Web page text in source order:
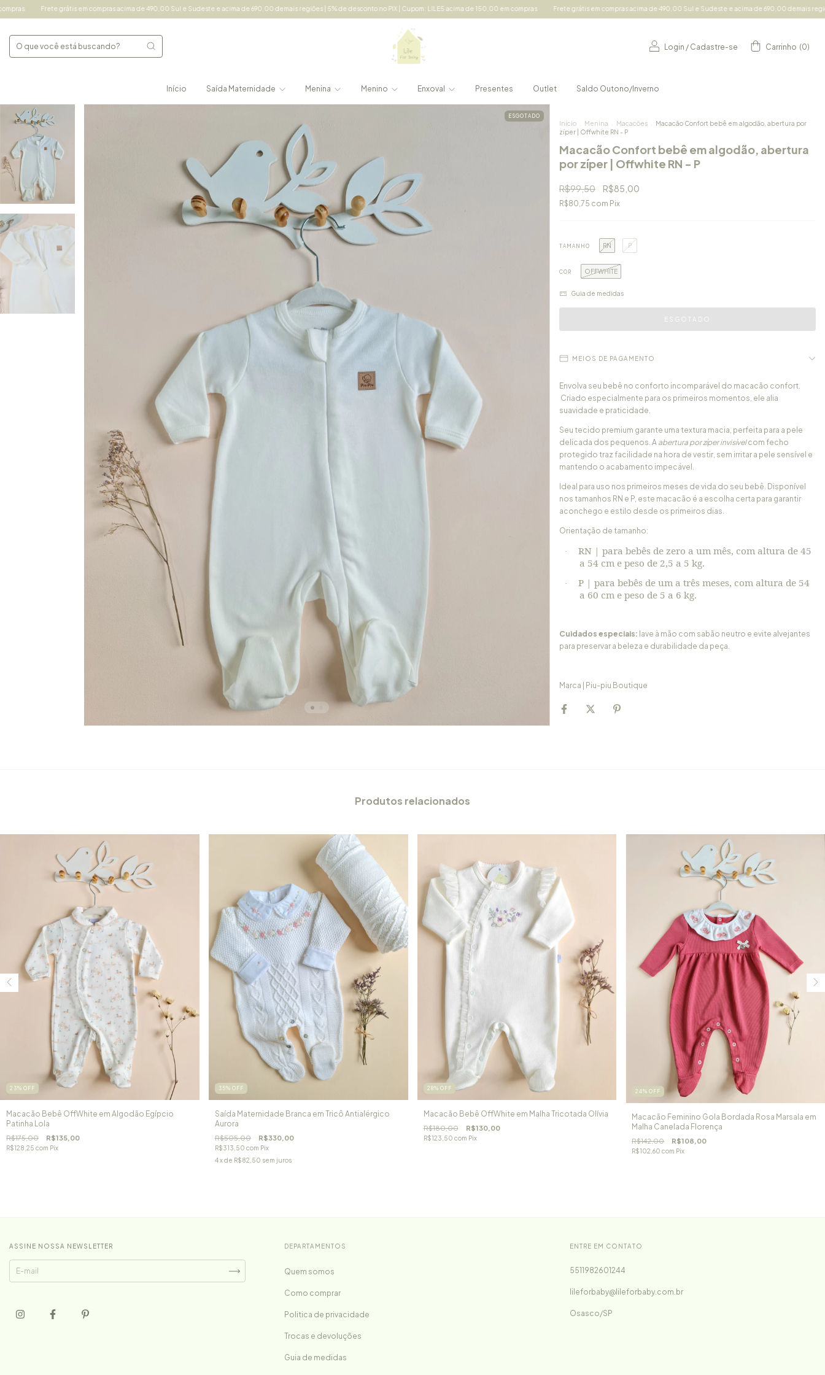
grátis em compras acima de 490,00 Sul e Sudeste e acima de 690,00 demais regiões | 5% de desconto no PIX | Cupom: LILE5 acima de 150,00 em compras Frete grátis em compras acima de 490,00 Sul e Sudeste e acima de 690,00 demais regiões | 5% de
Login / Cadastre-se Carrinho (0)
Início Saída Maternidade Menina Menino Enxoval Presentes Outlet Saldo Outono/Inverno
ESGOTADO
Início Menina Macacões
Macacão Confort bebê em algodão, abertura por
zíper | Offwhite RN - P
Macacão Confort bebê em algodão, abertura
por zíper | Offwhite RN - P
R$99,50 R$85,00
R$80,75 com Pix
TAMANHO RN P
COR OFFWHITE
Guia de medidas
MEIOS DE PAGAMENTO
Envolva seu bebê no conforto incomparável do macacão confort.
Criado especialmente para os primeiros momentos, ele alia
suavidade e praticidade.
Seu tecido premium garante uma textura macia, perfeita para a pele
delicada dos pequenos. A abertura por zíper invisívelcom fecho
protegido traz facilidade na hora de vestir, sem irritar a pele sensível e
mantendo o acabamento impecável.
Ideal para uso nos primeiros meses de vida do seu bebê. Disponível
nos tamanhos RN e P, este macacão é a escolha certa para garantir
aconchego e estilo desde os primeiros dias.
Orientação de tamanho:
·
RN | para bebês de zero a um mês, com altura de 45
a 54 cm e peso de 2,5 a 5 kg.
·
P | para bebês de um a três meses, com altura de 54
a 60 cm e peso de 5 a 6 kg.
Cuidados especiais: lave à mão com sabão neutro e evite alvejantes
para preservar a beleza e durabilidade da peça.
Marca | Piu-piu Boutique
Produtos relacionados
23% OFF
Macacão Bebê OffWhite em Algodão Egípcio
Patinha Lola
R$175,00 R$135,00
R$128,25 com Pix
35% OFF
Saída Maternidade Branca em Tricô Antialérgico
Aurora
R$505,00 R$330,00
R$313,50 com Pix
4x de R$82,50 sem juros
28% OFF
Macacão Bebê OffWhite em Malha Tricotada Olívia
R$180,00 R$130,00
R$123,50 com Pix
24%OFF
Macacão Feminino Gola Bordada Rosa Marsala em
Malha Canelada Florença
R$142,00 R$108,00
R$102,60com Pix
ASSINE NOSSA NEWSLETTER DEPARTAMENTOS
Quem somos
Como comprar
Politica de privacidade
Trocas e devoluções
Guia de medidas
ENTRE EM CONTATO
5511982601244
lileforbaby@lileforbaby.com.br
Osasco/SP